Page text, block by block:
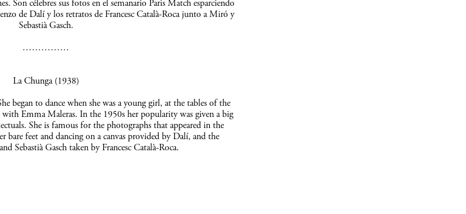
Son célebres sus fotos en el semanario Paris Match esparciendo
de Dalí y los retratos de Francesc Català-Roca junto a Miró y
Sebastià Gasch.
……………
La Chunga (1938)
began to dance when she was a young girl, at the tables of the
with Emma Maleras. In the 1950s her popularity was given a big
She is famous for the photographs that appeared in the
bare feet and dancing on a canvas provided by Dalí, and the
Sebastià Gasch taken by Francesc Català-Roca.